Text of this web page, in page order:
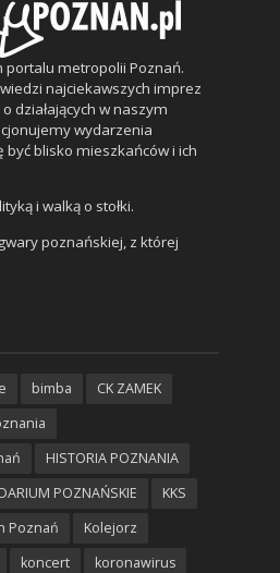
metropolii Poznań.
najciekawszych imprez
działających w naszym
wydarzenia
blisko mieszkańców i ich
i walką o stołki.
poznańskiej, z której
bimba
CK ZAMEK
HISTORIA POZNANIA
POZNAŃSKIE
KKS
Poznań
Kolejorz
koncert
koronawirus